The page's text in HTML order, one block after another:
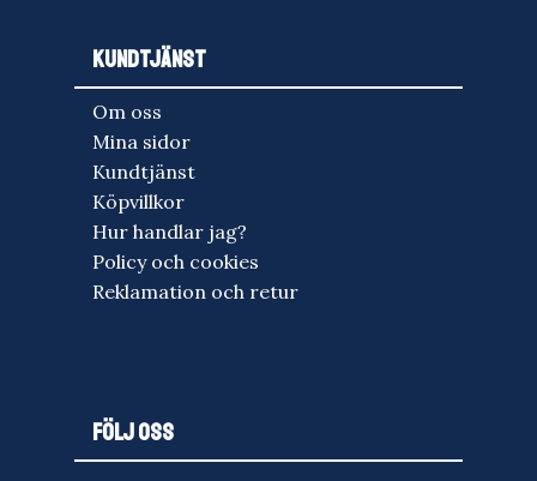
KUNDTJÄNST
Om oss
Mina sidor
Kundtjänst
Köpvillkor
Hur handlar jag?
Policy och cookies
Reklamation och retur
FÖLJ OSS